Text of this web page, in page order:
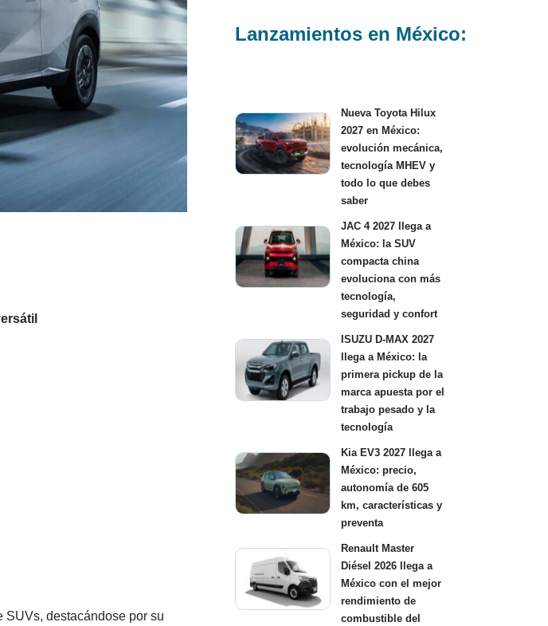
SUVs, destacándose por su
Lanzamientos en México:
Nueva Toyota Hilux
2027 en México:
evolución mecánica,
tecnología MHEV y
todo lo que debes
saber
JAC 4 2027 llega a
México: la SUV
compacta china
evoluciona con más
tecnología,
seguridad y confort
ISUZU D-MAX 2027
llega a México: la
primera pickup de la
marca apuesta por el
trabajo pesado y la
tecnología
Kia EV3 2027 llega a
México: precio,
autonomía de 605
km, características y
preventa
Renault Master
Diésel 2026 llega a
México con el mejor
rendimiento de
combustible del